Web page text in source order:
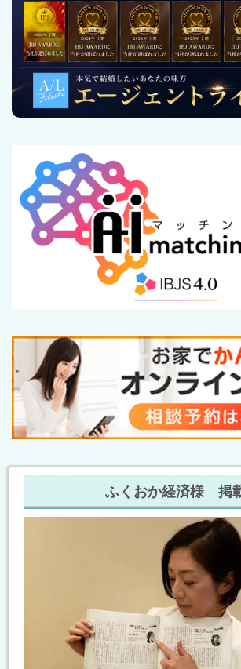
ふくおか経済様 掲